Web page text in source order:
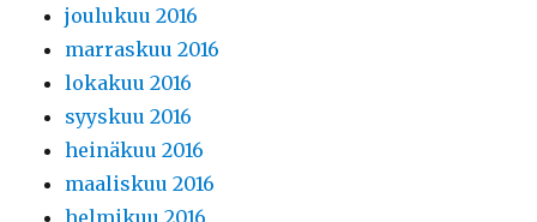
joulukuu 2016
marraskuu 2016
lokakuu 2016
syyskuu 2016
heinäkuu 2016
maaliskuu 2016
helmikuu 2016